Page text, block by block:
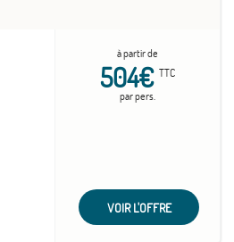
à partir de
504€ TTC
par pers.
VOIR L'OFFRE